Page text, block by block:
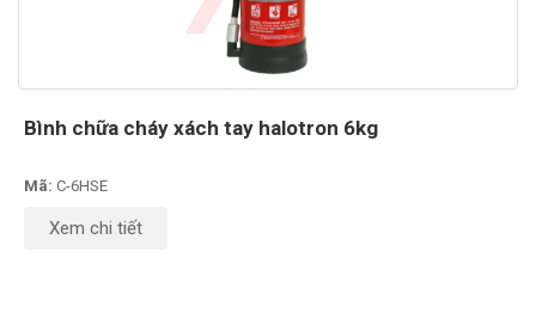
Bình chữa cháy xách tay halotron 6kg
Mã: C-6HSE
Xem chi tiết